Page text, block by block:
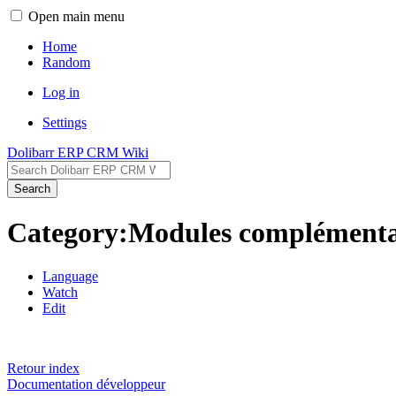
Open main menu
Home
Random
Log in
Settings
Dolibarr ERP CRM Wiki
Search
Category:Modules
Language
Watch
Edit
Retour index
Documentation développeur